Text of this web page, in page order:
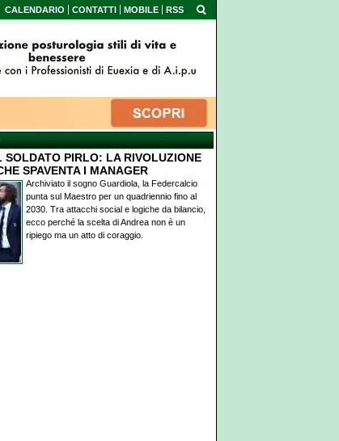
CALENDARIO CONTATTI MOBILE RSS
SOLDATO PIRLO: LA RIVOLUZIONE
SPAVENTA I MANAGER
Archiviato il sogno Guardiola, la Federcalcio
punta sul Maestro per un quadriennio fino al
2030. Tra attacchi social e logiche da bilancio,
ecco perché la scelta di Andrea non è un
ripiego ma un atto di coraggio.